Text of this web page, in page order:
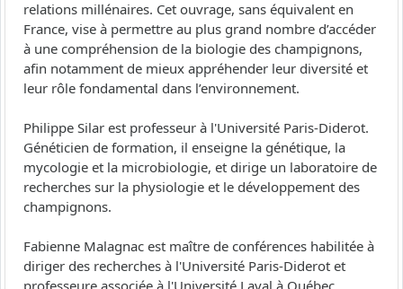
relations millénaires. Cet ouvrage, sans équivalent en
France, vise à permettre au plus grand nombre d’accéder
à une compréhension de la biologie des champignons,
afin notamment de mieux appréhender leur diversité et
leur rôle fondamental dans l’environnement.
Philippe Silar est professeur à l'Université Paris-Diderot.
Généticien de formation, il enseigne la génétique, la
mycologie et la microbiologie, et dirige un laboratoire de
recherches sur la physiologie et le développement des
champignons.
Fabienne Malagnac est maître de conférences habilitée à
diriger des recherches à l'Université Paris-Diderot et